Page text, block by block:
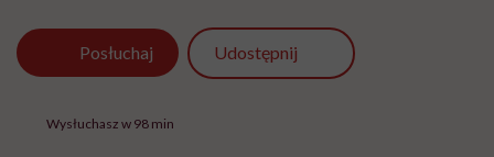
Posłuchaj Udostępnij
Wysłuchasz w 98 min